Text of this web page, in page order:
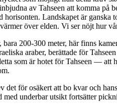
av Tahseen att komma på
Landskapet är
över elden. Vi ser nöjt hur
200-300 meter, här finns
araber, berättade för
som är hotet för Tahseen —
för osäkert att bo kvar och
underbar utsikt fortsätter